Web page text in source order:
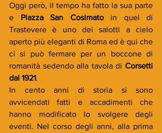
Oggi però, il tempo ha fatto la sua parte
e Piazza San Cosimato in quel di
Trastevere è uno dei salotti a cielo
aperto più eleganti di Roma ed è qui che
ci si può fermare per un boccone di
romanità sedendo alla tavola di Corsetti
dal 1921.
In cento anni di storia si sono
avvicendati fatti e accadimenti che
hanno modificato lo svolgere degli
eventi. Nel corso degli anni, alla prima